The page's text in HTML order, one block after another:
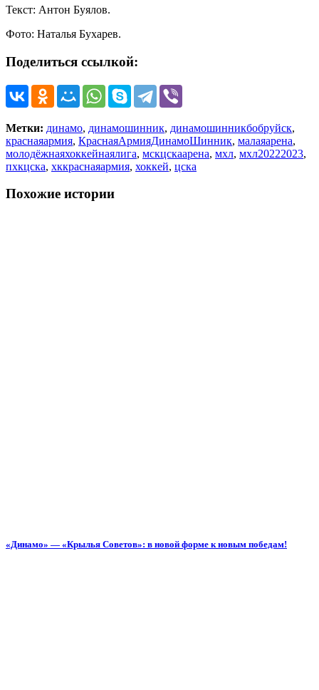
Текст: Антон Буялов.
Фото: Наталья Бухарев.
Поделиться ссылкой:
Метки: динамо, динамошинник, динамошинникбобруйск,
краснаяармия, КраснаяАрмияДинамоШинник, малаяарена,
молодёжнаяхоккейнаялига, мскцскаарена, мхл, мхл20222023,
пхкцска, хккраснаяармия, хоккей, цска
Похожие истории
«Динамо» — «Крылья Советов»: в новой форме к новым победам!